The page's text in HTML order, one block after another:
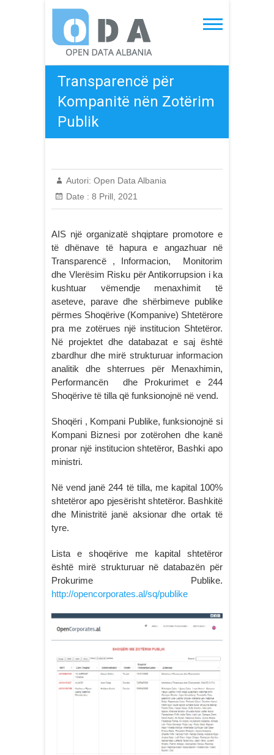
content
Open Data Albania
Transparencë për
Kompanitë nën Zotërim
Publik
Autori: Open Data Albania
Date : 8 Prill, 2021
AIS një organizatë shqiptare promotore e
të dhënave të hapura e angazhuar në
Transparencë , Informacion, Monitorim
dhe Vlerësim Risku për Antikorrupsion i ka
kushtuar vëmendje menaxhimit të
aseteve, parave dhe shërbimeve publike
përmes Shoqërive (Kompanive) Shtetërore
pra me zotërues një institucion Shtetëror.
Në projektet dhe databazat e saj është
zbardhur dhe mirë strukturuar informacion
analitik dhe shterrues për Menaxhimin,
Performancën dhe Prokurimet e 244
Shoqërive të tilla që funksionojnë në vend.
Shoqëri , Kompani Publike, funksionojnë si
Kompani Biznesi por zotërohen dhe kanë
pronar një institucion shtetëror, Bashki apo
ministri.
Në vend janë 244 të tilla, me kapital 100%
shtetëror apo pjesërisht shtetëror. Bashkitë
dhe Ministritë janë aksionar dhe ortak të
tyre.
Lista e shoqërive me kapital shtetëror
është mirë strukturuar në databazën për
Prokurime Publike.
http://opencorporates.al/sq/publike